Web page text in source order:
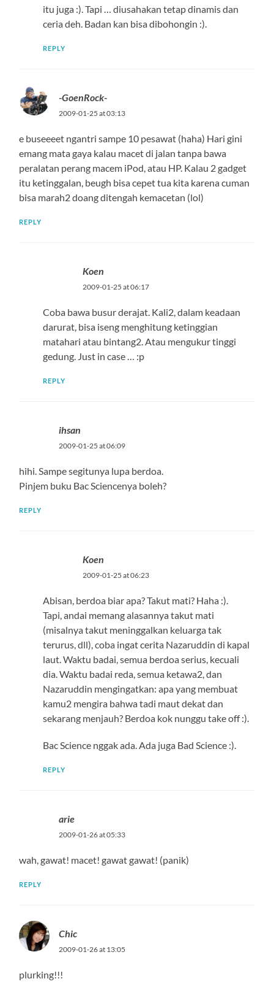
itu juga :). Tapi … diusahakan tetap dinamis dan
ceria deh. Badan kan bisa dibohongin :).
REPLY
-GoenRock-
2009-01-25 at 03:13
e buseeeet ngantri sampe 10 pesawat (haha) Hari gini
emang mata gaya kalau macet di jalan tanpa bawa
peralatan perang macem iPod, atau HP. Kalau 2 gadget
itu ketinggalan, beugh bisa cepet tua kita karena cuman
bisa marah2 doang ditengah kemacetan (lol)
REPLY
Koen
2009-01-25 at 06:17
Coba bawa busur derajat. Kali2, dalam keadaan
darurat, bisa iseng menghitung ketinggian
matahari atau bintang2. Atau mengukur tinggi
gedung. Just in case … :p
REPLY
ihsan
2009-01-25 at 06:09
hihi. Sampe segitunya lupa berdoa.
Pinjem buku Bac Sciencenya boleh?
REPLY
Koen
2009-01-25 at 06:23
Abisan, berdoa biar apa? Takut mati? Haha :).
Tapi, andai memang alasannya takut mati
(misalnya takut meninggalkan keluarga tak
terurus, dll), coba ingat cerita Nazaruddin di kapal
laut. Waktu badai, semua berdoa serius, kecuali
dia. Waktu badai reda, semua ketawa2, dan
Nazaruddin mengingatkan: apa yang membuat
kamu2 mengira bahwa tadi maut dekat dan
sekarang menjauh? Berdoa kok nunggu take off :).
Bac Science nggak ada. Ada juga Bad Science :).
REPLY
arie
2009-01-26 at 05:33
wah, gawat! macet! gawat gawat! (panik)
REPLY
Chic
2009-01-26 at 13:05
plurking!!!